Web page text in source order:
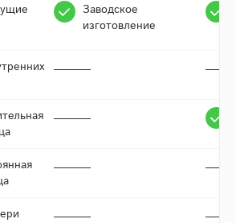
Заводское
изготовление